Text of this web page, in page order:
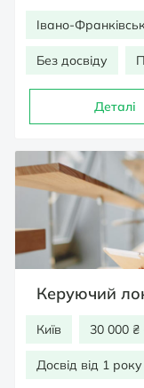
Івано-
Без досвіду
Деталі
Керуючий
Київ 30 000
Досвід від 1 року